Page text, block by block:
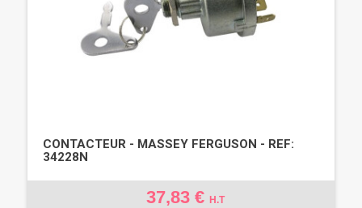
CONTACTEUR - MASSEY FERGUSON - REF:
34228N
37,83 € H.T